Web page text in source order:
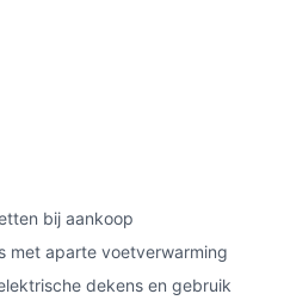
bij aankoop
met aparte voetverwarming
dekens en gebruik